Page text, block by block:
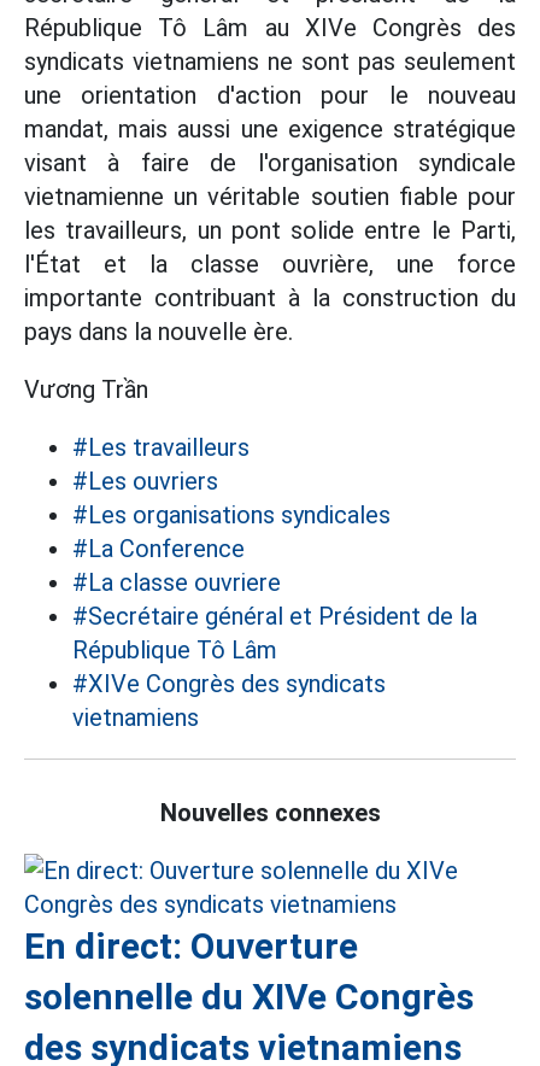
République Tô Lâm au XIVe Congrès des
syndicats vietnamiens ne sont pas seulement
une orientation d'action pour le nouveau
mandat, mais aussi une exigence stratégique
visant à faire de l'organisation syndicale
vietnamienne un véritable soutien fiable pour
les travailleurs, un pont solide entre le Parti,
l'État et la classe ouvrière, une force
importante contribuant à la construction du
pays dans la nouvelle ère.
Vương Trần
#Les travailleurs
#Les ouvriers
#Les organisations syndicales
#La Conference
#La classe ouvriere
#Secrétaire général et Président de la
République Tô Lâm
#XIVe Congrès des syndicats
vietnamiens
Nouvelles connexes
En direct: Ouverture
solennelle du XIVe Congrès
des syndicats vietnamiens